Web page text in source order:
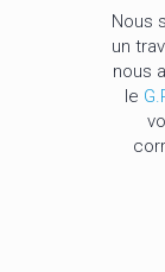
Nous
un
nous
le